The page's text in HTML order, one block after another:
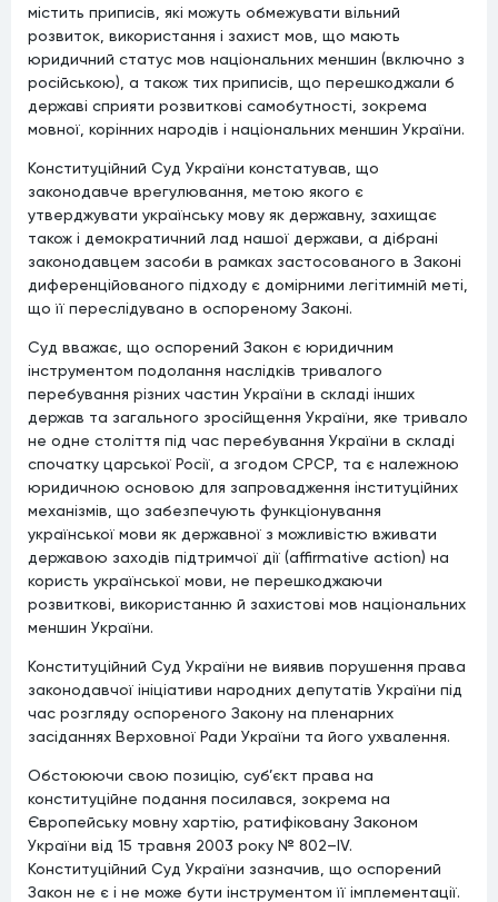
містить приписів, які можуть обмежувати вільний
розвиток, використання і захист мов, що мають
юридичний статус мов національних меншин (включно з
російською), а також тих приписів, що перешкоджали б
державі сприяти розвиткові самобутності, зокрема
мовної, корінних народів і національних меншин України.
Конституційний Суд України констатував, що
законодавче врегулювання, метою якого є
утверджувати українську мову як державну, захищає
також і демократичний лад нашої держави, а дібрані
законодавцем засоби в рамках застосованого в Законі
диференційованого підходу є домірними легітимній меті,
що її переслідувано в оспореному Законі.
Суд вважає, що оспорений Закон є юридичним
інструментом подолання наслідків тривалого
перебування різних частин України в складі інших
держав та загального зросійщення України, яке тривало
не одне століття під час перебування України в складі
спочатку царської Росії, а згодом СРСР, та є належною
юридичною основою для запровадження інституційних
механізмів, що забезпечують функціонування
української мови як державної з можливістю вживати
державою заходів підтримчої дії (affirmative action) на
користь української мови, не перешкоджаючи
розвиткові, використанню й захистові мов національних
меншин України.
Конституційний Суд України не виявив порушення права
законодавчої ініціативи народних депутатів України під
час розгляду оспореного Закону на пленарних
засіданнях Верховної Ради України та його ухвалення.
Обстоюючи свою позицію, суб’єкт права на
конституційне подання посилався, зокрема на
Європейську мовну хартію, ратифіковану Законом
України від 15 травня 2003 року № 802–IV.
Конституційний Суд України зазначив, що оспорений
Закон не є і не може бути інструментом її імплементації.